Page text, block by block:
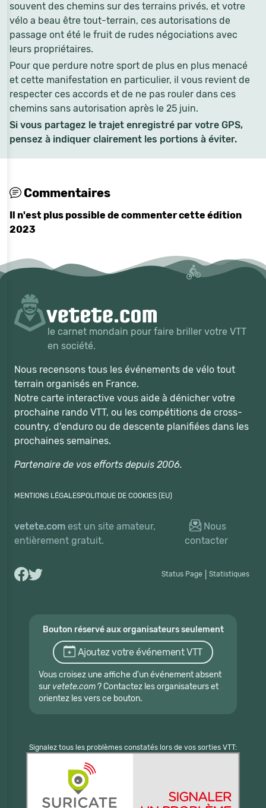
souvent des chemins sur des terrains privés, et votre
vélo a beau être tout-terrain, ces autorisations de
passage ont été le fruit de rudes négociations avec
leurs propriétaires.
Pour que perdure notre sport de plus en plus menacé
et cette manifestation en particulier, il vous revient de
respecter ces accords et de ne pas rouler dans ces
chemins sans autorisation après le 25 juin.
Si vous partagez le trajet enregistré par votre GPS,
pensez à indiquer clairement les portions à éviter.
Commentaires
Il n'est plus possible de commenter cette édition
2023
le carnet mondain pour faire briller votre VTT
en société.
Nous recensons tous les événements de vélo tout
terrain organisés en France.
Notre carte interactive vous aide à dénicher votre
prochaine rando VTT, ou les compétitions de cross-
country, d'enduro ou de descente planifiées dans les
prochaines semaines.
Partenaire de vos efforts depuis 2006.
MENTIONS LÉGALESPOLITIQUE DE COOKIES (EU)
vetete.com est un site amateur,
entièrement gratuit.
Nous
contacter
Status Page Statistiques
Bouton réservé aux organisateurs seulement
Ajoutez votre événement VTT
Vous croisez une affiche d'un événement absent
sur vetete.com? Contactez les organisateurs et
orientez les vers ce bouton.
Signalez tous les problèmes constatés lors de vos sorties VTT: